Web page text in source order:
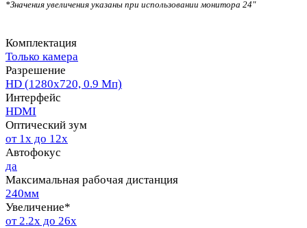
*Значения увеличения указаны при использовании монитора 24"
Комплектация
Только камера
Разрешение
HD (1280х720, 0.9 Мп)
Интерфейс
HDMI
Оптический зум
от 1х до 12х
Автофокус
да
Максимальная рабочая дистанция
240мм
Увеличение*
от 2.2x до 26x